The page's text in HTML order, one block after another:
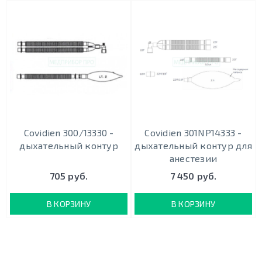
Covidien 300/13330 -
дыхательный контур
705 руб.
В КОРЗИНУ
Covidien 301NP14333 -
дыхательный контур для
анестезии
7 450 руб.
В КОРЗИНУ